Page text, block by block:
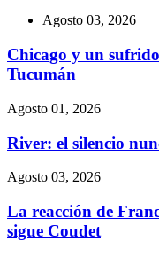
Agosto 03, 2026
Chicago y un
Tucumán
Agosto 01, 2026
River: el silencio
Agosto 03, 2026
La reacción de
sigue Coudet